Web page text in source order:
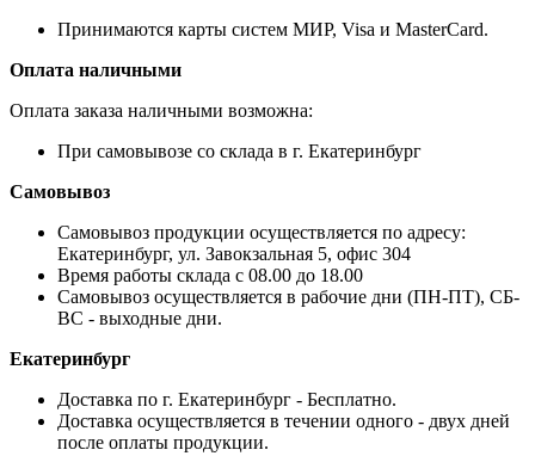
Принимаются карты систем МИР, Visa и MasterCard.
Оплата наличными
Оплата заказа наличными возможна:
При самовывозе со склада в г. Екатеринбург
Самовывоз
Самовывоз продукции осуществляется по адресу:
Екатеринбург, ул. Завокзальная 5, офис 304
Время работы склада с 08.00 до 18.00
Самовывоз осуществляется в рабочие дни (ПН-ПТ), СБ-
ВС - выходные дни.
Екатеринбург
Доставка по г. Екатеринбург - Бесплатно.
Доставка осуществляется в течении одного - двух дней
после оплаты продукции.